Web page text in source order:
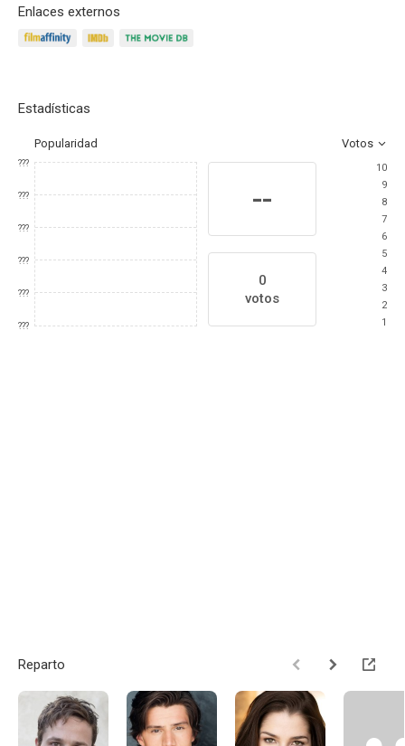
Enlaces externos
Estadísticas
Popularidad Votos
???
???
???
???
???
???
--
0
votos
10
9
8
7
6
5
4
3
2
1
Reparto